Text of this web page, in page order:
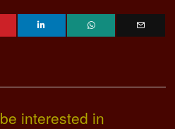
interested in